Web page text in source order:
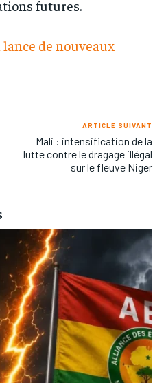
futures.
de nouveaux
ARTICLE SUIVANT
Mali : intensification de la
lutte contre le dragage illégal
sur le fleuve Niger